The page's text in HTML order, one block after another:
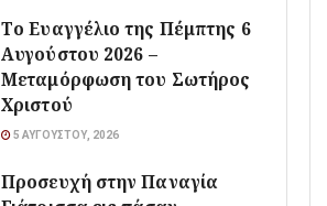
Το Ευαγγέλιο της Πέμπτης 6
Αυγούστου 2026 –
Μεταμόρφωση του Σωτήρος
Χριστού
5 ΑΥΓΟΎΣΤΟΥ, 2026
Προσευχή στην Παναγία